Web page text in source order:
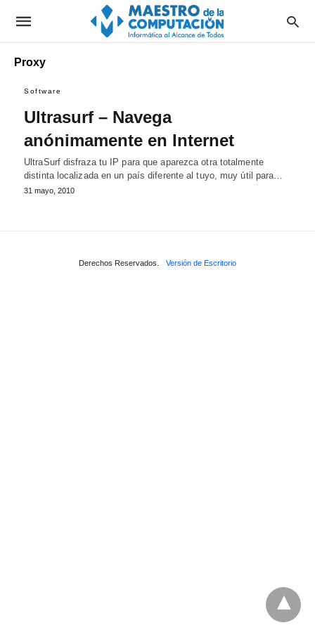
Proxy
Software
Ultrasurf – Navega
anónimamente en Internet
UltraSurf disfraza tu IP para que aparezca otra totalmente
distinta localizada en un país diferente al tuyo, muy útil para…
31 mayo, 2010
Derechos Reservados. Versión de Escritorio